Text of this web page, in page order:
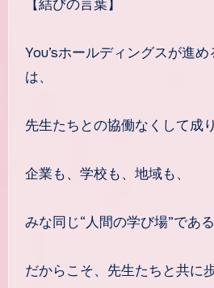
【結びの言葉】
You’sホールディングスが進
は、
先生たちとの協働なくして成
企業も、学校も、地域も、
みな同じ“人間の学び場”である
だからこそ、先生たちと共に